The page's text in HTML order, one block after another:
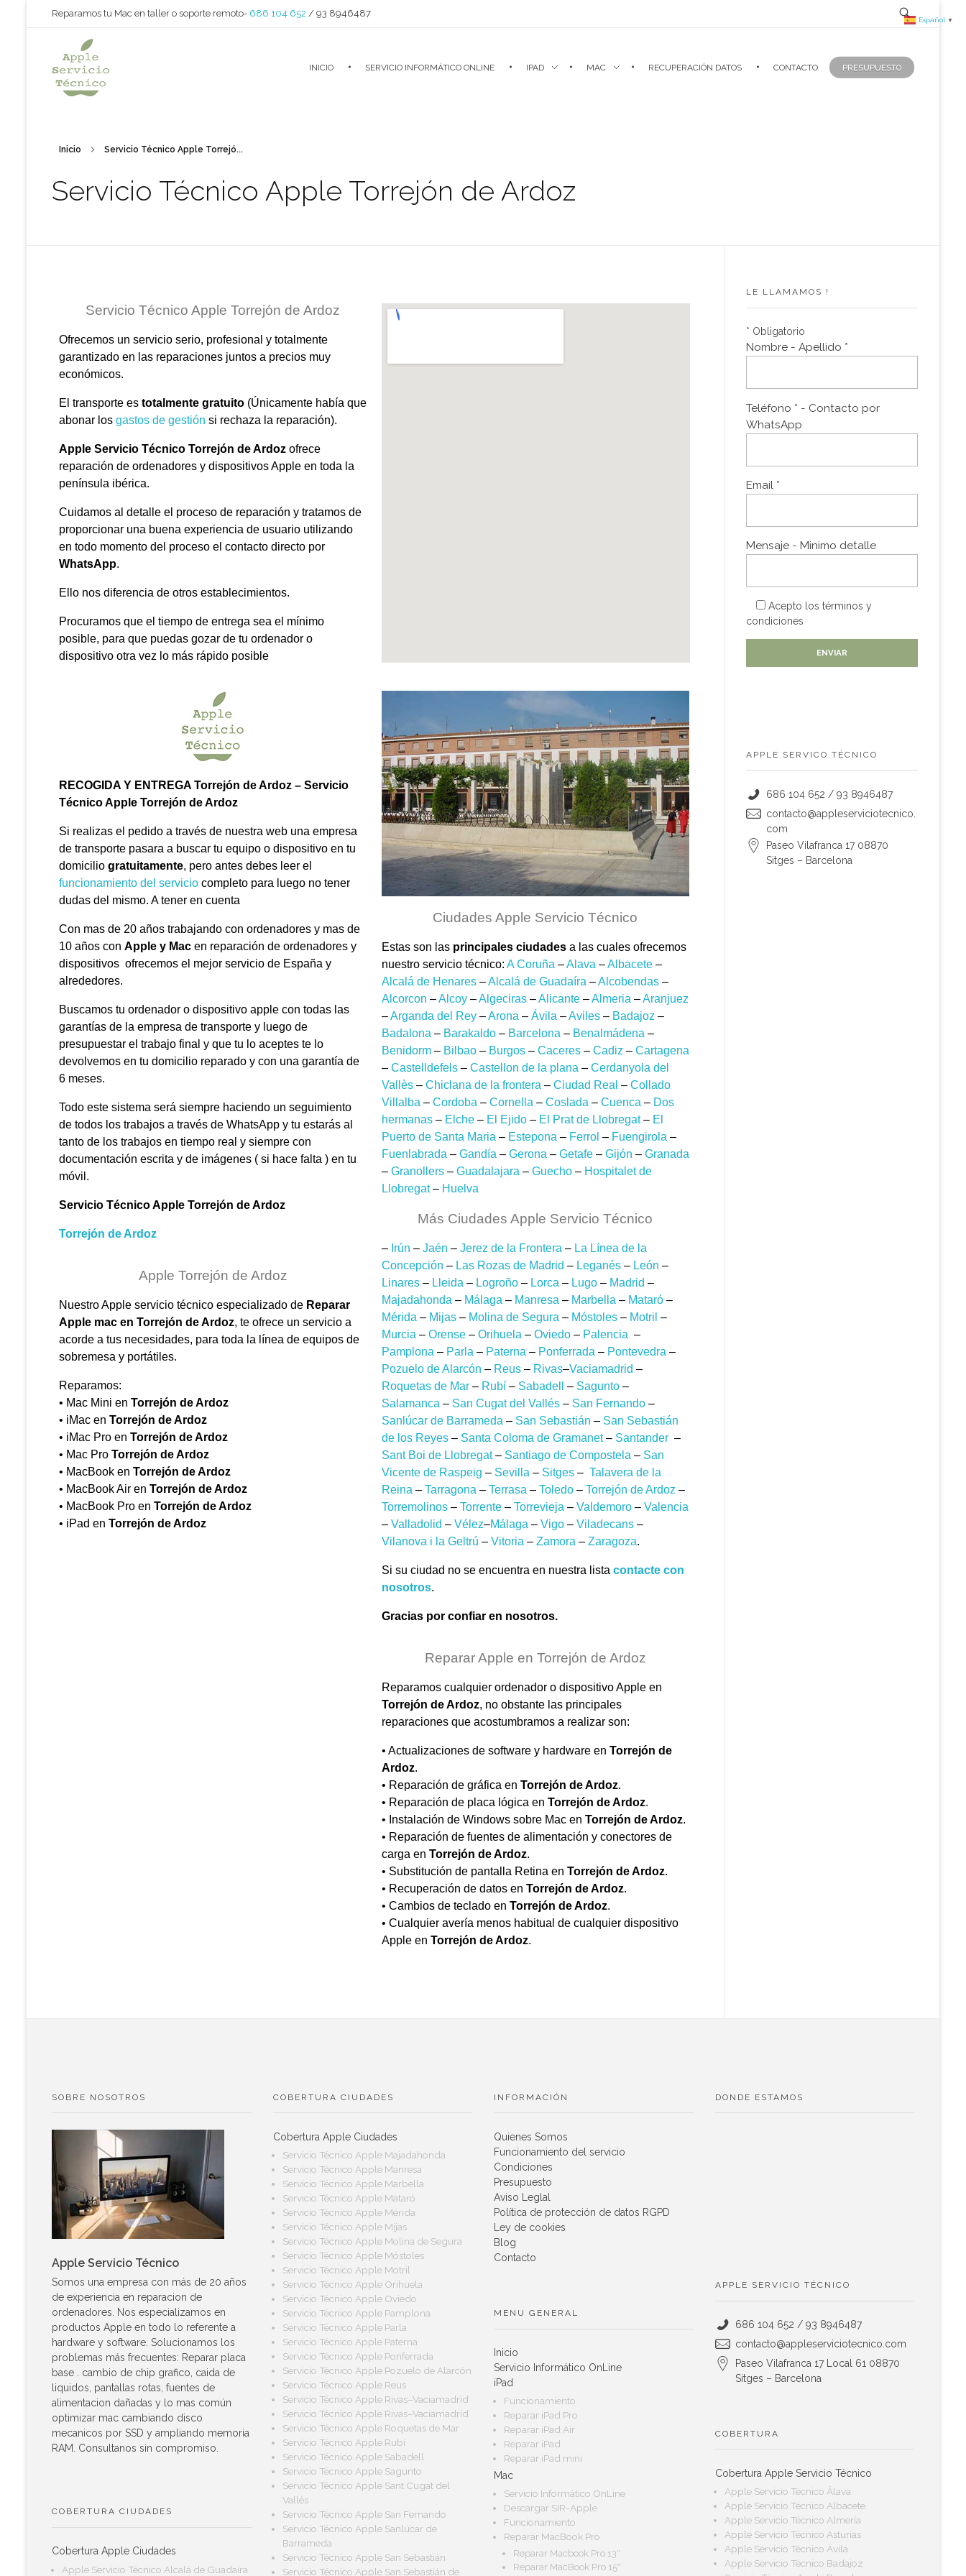
Reparamos tu Mac en taller o soporte remoto- 686 104 652 / 93 8946487
PRESUPUESTO
INICIO SERVICIO INFORMÁTICO ONLINE IPAD MAC RECUPERACIÓN DATOS CONTACTO
Inicio Servicio Técnico Apple Torrejó...
Servicio Técnico Apple Torrejón de Ardoz
Servicio Técnico Apple Torrejón de Ardoz
Ofrecemos un servicio serio, profesional y totalmente
garantizado en las reparaciones juntos a precios muy
económicos.
El transporte es totalmente gratuito (Únicamente había que
abonar los gastos de gestión si rechaza la reparación).
Apple Servicio Técnico Torrejón de Ardoz ofrece
reparación de ordenadores y dispositivos Apple en toda la
península ibérica.
Cuidamos al detalle el proceso de reparación y tratamos de
proporcionar una buena experiencia de usuario utilizando
en todo momento del proceso el contacto directo por
WhatsApp.
Ello nos diferencia de otros establecimientos.
Procuramos que el tiempo de entrega sea el mínimo
posible, para que puedas gozar de tu ordenador o
dispositivo otra vez lo más rápido posible
RECOGIDA Y ENTREGA Torrejón de Ardoz – Servicio
Técnico Apple Torrejón de Ardoz
Si realizas el pedido a través de nuestra web una empresa
de transporte pasara a buscar tu equipo o dispositivo en tu
domicilio gratuitamente, pero antes debes leer el
funcionamiento del servicio completo para luego no tener
dudas del mismo. A tener en cuenta
Con mas de 20 años trabajando con ordenadores y mas de
10 años con Apple y Mac en reparación de ordenadores y
dispositivos ofrecemos el mejor servicio de España y
alrededores.
Buscamos tu ordenador o dispositivo apple con todas las
garantías de la empresa de transporte y luego de
presupuestar el trabajo final y que tu lo aceptes te lo
devolvemos en tu domicilio reparado y con una garantía de
6 meses.
Todo este sistema será siempre haciendo un seguimiento
de todos los trabajos a través de WhatsApp y tu estarás al
tanto de los trabajos en tiempo real y siempre con
documentación escrita y de imágenes ( si hace falta ) en tu
móvil.
Servicio Técnico Apple Torrejón de Ardoz
Torrejón de Ardoz
Apple Torrejón de Ardoz
Nuestro Apple servicio técnico especializado de Reparar
Apple mac en Torrejón de Ardoz, te ofrece un servicio a
acorde a tus necesidades, para toda la línea de equipos de
sobremesa y portátiles.
Reparamos:
• Mac Mini en Torrejón de Ardoz
• iMac en Torrejón de Ardoz
• iMac Pro en Torrejón de Ardoz
• Mac Pro Torrejón de Ardoz
• MacBook en Torrejón de Ardoz
• MacBook Air en Torrejón de Ardoz
• MacBook Pro en Torrejón de Ardoz
• iPad en Torrejón de Ardoz
Ciudades Apple Servicio Técnico
Estas son las principales ciudadesa las cuales ofrecemos
nuestro servicio técnico: A Coruña –Alava –Albacete–
Alcalá de Henares–Alcalá de Guadaíra –Alcobendas–
Alcorcon –Alcoy–Algeciras–Alicante–Almeria –Aranjuez
–Arganda del Rey–Arona – Ávila –Aviles– Badajoz –
Badalona – Barakaldo– Barcelona – Benalmádena –
Benidorm– Bilbao– Burgos– Caceres– Cadiz – Cartagena
– Castelldefels– Castellon de la plana – Cerdanyola del
Vallès– Chiclana de la frontera – Ciudad Real – Collado
Villalba – Cordoba – Cornella – Coslada – Cuenca – Dos
hermanas– Elche– El Ejido– El Prat de Llobregat– El
Puerto de Santa Maria – Estepona – Ferrol – Fuengirola –
Fuenlabrada – Gandía – Gerona – Getafe– Gijón – Granada
– Granollers– Guadalajara – Guecho– Hospitalet de
Llobregat– Huelva
Más Ciudades Apple Servicio Técnico
– Irún – Jaén – Jerez de la Frontera – La Línea de la
Concepción – Las Rozas de Madrid – Leganés– León –
Linares– Lleida – Logroño– Lorca – Lugo– Madrid –
Majadahonda – Málaga – Manresa – Marbella – Mataró–
Mérida – Mijas– Molina de Segura – Móstoles– Motril –
Murcia – Orense– Orihuela – Oviedo– Palencia –
Pamplona – Parla – Paterna – Ponferrada – Pontevedra –
Pozuelo de Alarcón – Reus– Rivas–Vaciamadrid –
Roquetas de Mar– Rubí– Sabadell – Sagunto–
Salamanca – San Cugat del Vallés– San Fernando–
Sanlúcar de Barrameda – San Sebastián – San Sebastián
de los Reyes– Santa Coloma de Gramanet– Santander–
Sant Boi de Llobregat– Santiago de Compostela – San
Vicente de Raspeig – Sevilla – Sitges– Talavera de la
Reina – Tarragona – Terrasa – Toledo– Torrejón de Ardoz –
Torremolinos– Torrente– Torrevieja – Valdemoro– Valencia
– Valladolid – Vélez–Málaga – Vigo– Viladecans–
Vilanova i la Geltrú – Vitoria – Zamora – Zaragoza.
Si su ciudad no se encuentra en nuestra lista contacte con
nosotros.
Gracias por confiar en nosotros.
Reparar Apple en Torrejón de Ardoz
Reparamos cualquier ordenador o dispositivo Apple en
Torrejón de Ardoz, no obstante las principales
reparaciones que acostumbramos a realizar son:
• Actualizaciones de software y hardware en Torrejón de
Ardoz.
• Reparación de gráfica en Torrejón de Ardoz.
• Reparación de placa lógica en Torrejón de Ardoz.
• Instalación de Windows sobre Mac en Torrejón de Ardoz.
• Reparación de fuentes de alimentación y conectores de
carga en Torrejón de Ardoz.
• Substitución de pantalla Retina en Torrejón de Ardoz.
• Recuperación de datos en Torrejón de Ardoz.
• Cambios de teclado en Torrejón de Ardoz.
• Cualquier avería menos habitual de cualquier dispositivo
Apple en Torrejón de Ardoz.
LE LLAMAMOS !
* Obligatorio
Nombre - Apellido *
Teléfono * - Contacto por
WhatsApp
Email *
Mensaje - Minimo detalle
Acepto los términos y
condiciones
APPLE SERVICO TÉCNICO
686 104 652 / 93 8946487
contacto@appleserviciotecnico.
com
Paseo Vilafranca 17 08870
Sitges – Barcelona
SOBRE NOSOTROS
Apple Servicio Técnico
Somos una empresa con más de 20 años
de experiencia en reparacion de
ordenadores. Nos especializamos en
productos Apple en todo lo referente a
hardware y software. Solucionamos los
problemas más frecuentes: Reparar placa
base . cambio de chip grafico, caida de
liquidos, pantallas rotas, fuentes de
alimentacion dañadas y lo mas común
optimizar mac cambiando disco
mecanicos por SSD y ampliando memoria
RAM. Consultanos sin compromiso.
COBERTURA CIUDADES
Cobertura Apple Ciudades
Apple Servicio Técnico Alcalá de Guadaíra
COBERTURA CIUDADES
Cobertura Apple Ciudades
Servicio Técnico Apple Majadahonda
Servicio Técnico Apple Manresa
Servicio Técnico Apple Marbella
Servicio Técnico Apple Mataró
Servicio Técnico Apple Mérida
Servicio Técnico Apple Mijas
Servicio Técnico Apple Molina de Segura
Servicio Técnico Apple Móstoles
Servicio Técnico Apple Motril
Servicio Técnico Apple Orihuela
Servicio Técnico Apple Oviedo
Servicio Técnico Apple Pamplona
Servicio Técnico Apple Parla
Servicio Técnico Apple Paterna
Servicio Técnico Apple Ponferrada
Servicio Técnico Apple Pozuelo de Alarcón
Servicio Técnico Apple Reus
Servicio Técnico Apple Rivas–Vaciamadrid
Servicio Técnico Apple Rivas–Vaciamadrid
Servicio Técnico Apple Roquetas de Mar
Servicio Técnico Apple Rubí
Servicio Técnico Apple Sabadell
Servicio Técnico Apple Sagunto
Servicio Técnico Apple Sant Cugat del
Vallés
Servicio Técnico Apple San Fernando
Servicio Técnico Apple Sanlúcar de
Barrameda
Servicio Técnico Apple San Sebastián
Servicio Técnico Apple San Sebastián de
INFORMACIÓN
Quienes Somos
Funcionamiento del servicio
Condiciones
Presupuesto
Aviso Leglal
Política de protección de datos RGPD
Ley de cookies
Blog
Contacto
MENU GENERAL
Inicio
Servicio Informático OnLine
iPad
Funcionamiento
Reparar iPad Pro
Reparar iPad Air
Reparar iPad
Reparar iPad mini
Mac
Servicio Informático OnLine
Descargar SIR-Apple
Funcionamiento
Reparar MacBook Pro
Reparar Macbook Pro 13″
Reparar MacBook Pro 15″
DONDE ESTAMOS
APPLE SERVICIO TÉCNICO
686 104 652 / 93 8946487
contacto@appleserviciotecnico.com
Paseo Vilafranca 17 Local 61 08870
Sitges – Barcelona
COBERTURA
Cobertura Apple Servicio Técnico
Apple Servicio Técnico Álava
Apple Servicio Técnico Albacete
Apple Servicio Técnico Almería
Apple Servicio Técnico Asturias
Apple Servicio Técnico Ávila
Apple Servicio Técnico Badajoz
Español ▼